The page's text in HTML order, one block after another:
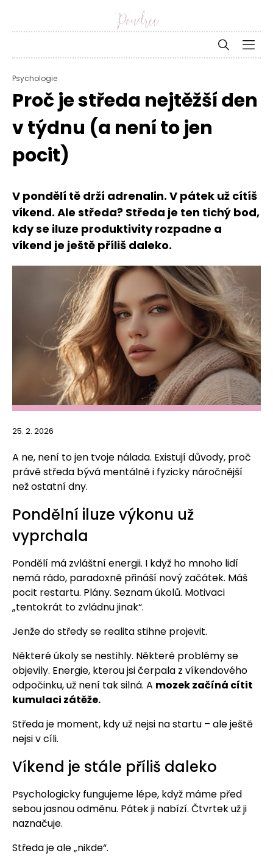
Psychologie
Proč je středa nejtěžší den
v týdnu (a není to jen
pocit)
V pondělí tě drží adrenalin. V pátek už cítíš
víkend. Ale středa? Středa je ten tichý bod,
kdy se iluze produktivity rozpadne a
víkend je ještě příliš daleko.
25. 2. 2026
A ne, není to jen tvoje nálada. Existují důvody, proč
právě středa bývá mentálně i fyzicky náročnější
než ostatní dny.
Pondělní iluze výkonu už
vyprchala
Pondělí má zvláštní energii. I když ho mnoho lidí
nemá rádo, paradoxně přináší nový začátek. Máš
pocit restartu. Plány. Seznam úkolů. Motivaci
„tentokrát to zvládnu jinak“.
Jenže do středy se realita stihne projevit.
Některé úkoly se nestihly. Některé problémy se
objevily. Energie, kterou jsi čerpala z víkendového
odpočinku, už není tak silná. A mozek začíná cítit
kumulaci zátěže.
Středa je moment, kdy už nejsi na startu – ale ještě
nejsi v cíli.
Víkend je stále příliš daleko
Psychologicky fungujeme lépe, když máme před
sebou jasnou odměnu. Pátek ji nabízí. Čtvrtek už ji
naznačuje.
Středa je ale „nikde“.